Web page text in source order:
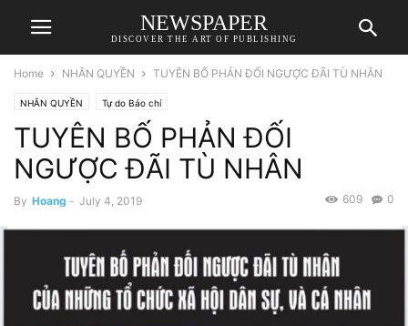
NEWSPAPER
DISCOVER THE ART OF PUBLISHING
Home NHÂN QUYỀN TUYÊN BỐ PHẢN ĐỐI NGƯỢC ĐÃI TÙ NHÂN
NHÂN QUYỀN Tự do Báo chí
TUYÊN BỐ PHẢN ĐỐI
NGƯỢC ĐÃI TÙ NHÂN
By Hoang - July 4, 2019 0
609